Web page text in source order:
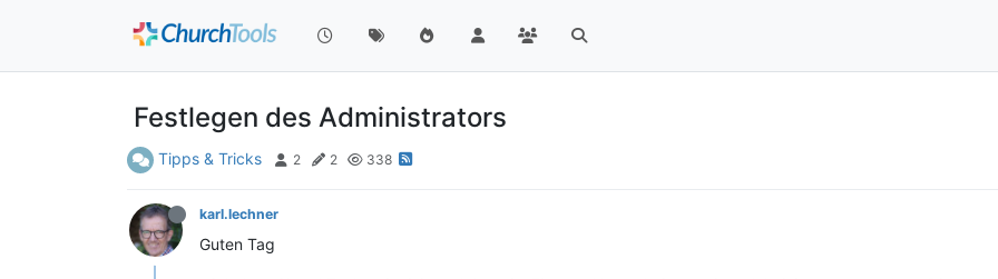
Festlegen des Administrators
Tipps & Tricks 2 2 338
karl.lechner
Guten Tag